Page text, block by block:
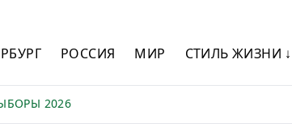
РОССИЯ МИР СТИЛЬ ЖИЗНИ ↓
2026